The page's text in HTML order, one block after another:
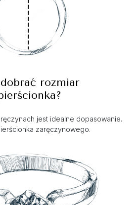
rozmiar
jest idealne dopasowanie.
zaręczynowego.